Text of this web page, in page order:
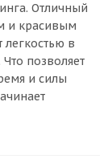
Отличный
и красивым
легкостью в
позволяет
и силы